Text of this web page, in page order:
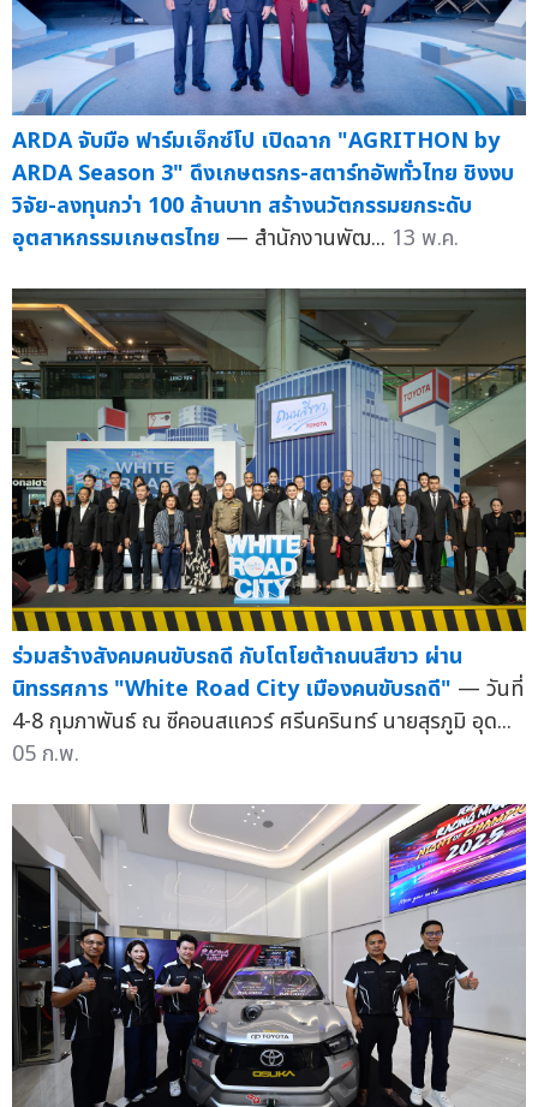
ARDA จับมือ ฟาร์มเอ็กซ์โป เปิดฉาก "AGRITHON by
ARDA Season 3" ดึงเกษตรกร-สตาร์ทอัพทั่วไทย ชิงงบ
วิจัย-ลงทุนกว่า 100 ล้านบาท สร้างนวัตกรรมยกระดับ
อุตสาหกรรมเกษตรไทย — สำนักงานพัฒ... 13 พ.ค.
ร่วมสร้างสังคมคนขับรถดี กับโตโยต้าถนนสีขาว ผ่าน
นิทรรศการ "White Road City เมืองคนขับรถดี" — วันที่
4-8 กุมภาพันธ์ ณ ซีคอนสแควร์ ศรีนครินทร์ นายสุรภูมิ อุด...
05 ก.พ.